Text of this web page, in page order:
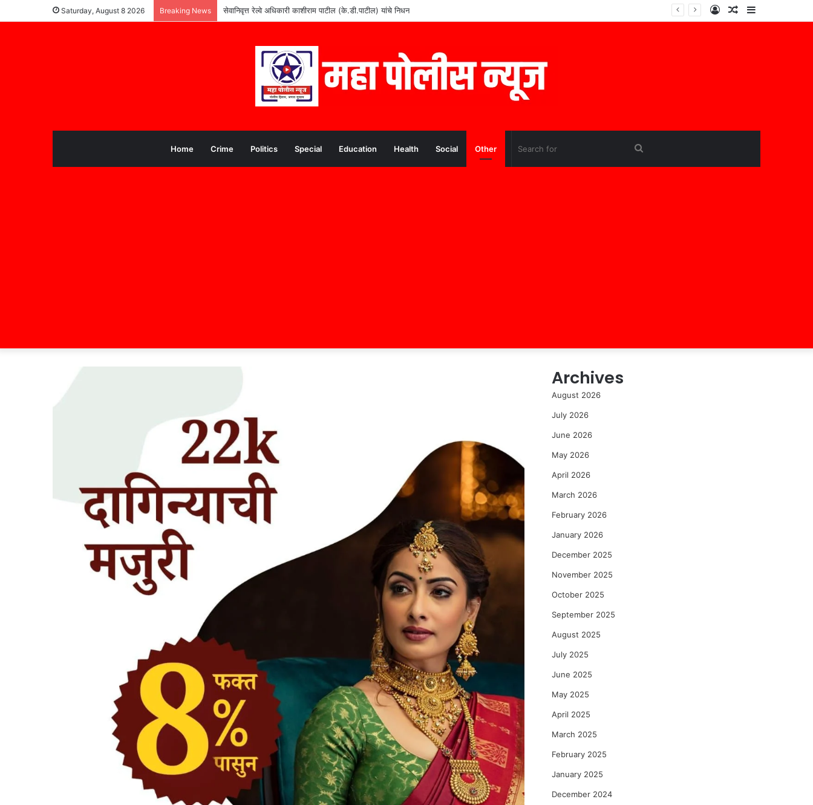
Saturday, August 8 2026 Breaking News सेवानिवृत्त रेल्वे अधिकारी काशीराम पाटील (के.डी.पाटील) यांचे निधन Sidebar
Random
Log
Home Crime Politics Special Education Health Social Other
Archives
August 2026
July 2026
June 2026
May 2026
April 2026
March 2026
February 2026
January 2026
December 2025
November 2025
October 2025
September 2025
August 2025
July 2025
June 2025
May 2025
April 2025
March 2025
February 2025
January 2025
December 2024